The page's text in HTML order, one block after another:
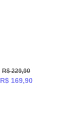
R$229,90
R$169,90